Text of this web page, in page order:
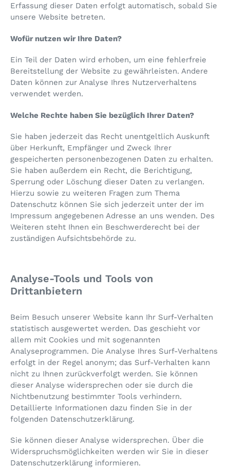
Erfassung dieser Daten erfolgt automatisch, sobald Sie
unsere Website betreten.
Wofür nutzen wir Ihre Daten?
Ein Teil der Daten wird erhoben, um eine fehlerfreie
Bereitstellung der Website zu gewährleisten. Andere
Daten können zur Analyse Ihres Nutzerverhaltens
verwendet werden.
Welche Rechte haben Sie bezüglich Ihrer Daten?
Sie haben jederzeit das Recht unentgeltlich Auskunft
über Herkunft, Empfänger und Zweck Ihrer
gespeicherten personenbezogenen Daten zu erhalten.
Sie haben außerdem ein Recht, die Berichtigung,
Sperrung oder Löschung dieser Daten zu verlangen.
Hierzu sowie zu weiteren Fragen zum Thema
Datenschutz können Sie sich jederzeit unter der im
Impressum angegebenen Adresse an uns wenden. Des
Weiteren steht Ihnen ein Beschwerderecht bei der
zuständigen Aufsichtsbehörde zu.
Analyse-Tools und Tools von
Drittanbietern
Beim Besuch unserer Website kann Ihr Surf-Verhalten
statistisch ausgewertet werden. Das geschieht vor
allem mit Cookies und mit sogenannten
Analyseprogrammen. Die Analyse Ihres Surf-Verhaltens
erfolgt in der Regel anonym; das Surf-Verhalten kann
nicht zu Ihnen zurückverfolgt werden. Sie können
dieser Analyse widersprechen oder sie durch die
Nichtbenutzung bestimmter Tools verhindern.
Detaillierte Informationen dazu finden Sie in der
folgenden Datenschutzerklärung.
Sie können dieser Analyse widersprechen. Über die
Widerspruchsmöglichkeiten werden wir Sie in dieser
Datenschutzerklärung informieren.